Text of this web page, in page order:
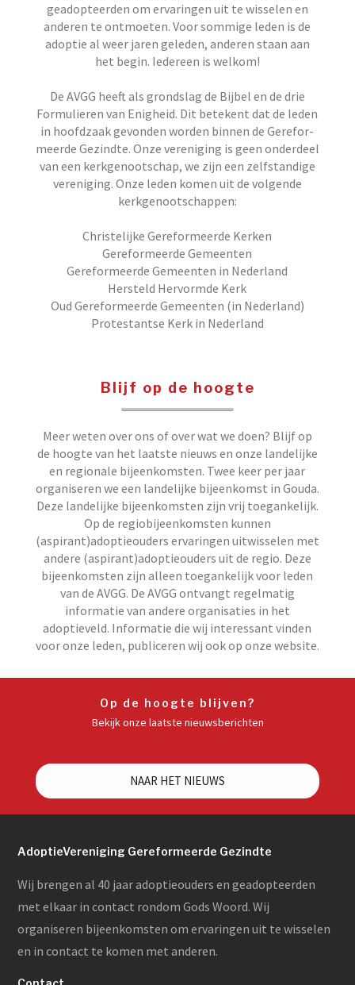
geadopteerden om ervaringen uit te wisselen en
anderen te ontmoeten. Voor sommige leden is de
adoptie al weer jaren geleden, anderen staan aan
het begin. Iedereen is welkom!
De AVGG heeft als grondslag de Bijbel en de drie
Formu­lieren van Enigheid. Dit betekent dat de leden
in hoofd­zaak gevonden worden binnen de Gerefor­
meerde Gezindte. Onze vereniging is geen onderdeel
van een kerkgenootschap, we zijn een zelfstandige
vereniging. Onze leden komen uit de volgende
kerkgenootschappen:
Christelijke Gereformeerde Kerken
Gereformeerde Gemeenten
Gereformeerde Gemeenten in Nederland
Hersteld Hervormde Kerk
Oud Gereformeerde Gemeenten (in Nederland)
Protestantse Kerk in Nederland
Blijf op de hoogte
Meer weten over ons of over wat we doen? Blijf op
de hoogte van het laatste nieuws en onze landelijke
en regionale bijeenkomsten. Twee keer per jaar
organiseren we een landelijke bijeenkomst in Gouda.
Deze landelijke bijeenkomsten zijn vrij toegankelijk.
Op de regiobijeenkomsten kunnen
(aspirant)adoptieouders ervaringen uitwisselen met
andere (aspirant)adoptieouders uit de regio. Deze
bijeenkomsten zijn alleen toegankelijk voor leden
van de AVGG. De AVGG ontvangt regelmatig
informatie van andere organisaties in het
adoptieveld. Informatie die wij interessant vinden
voor onze leden, publiceren wij ook op onze website.
Op de hoogte blijven?
Bekijk onze laatste nieuwsberichten
NAAR HET NIEUWS
AdoptieVereniging Gereformeerde Gezindte
Wij brengen al 40 jaar adoptieouders en geadopteerden
met elkaar in contact rondom Gods Woord. Wij
organiseren bijeenkomsten om ervaringen uit te wisselen
en in contact te komen met anderen.